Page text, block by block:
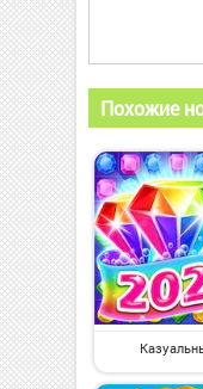
Похожие